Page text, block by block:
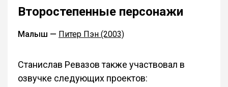
Второстепенные персонажи
Малыш — Питер Пэн (2003)
Станислав Ревазов также участвовал в
озвучке следующих проектов: